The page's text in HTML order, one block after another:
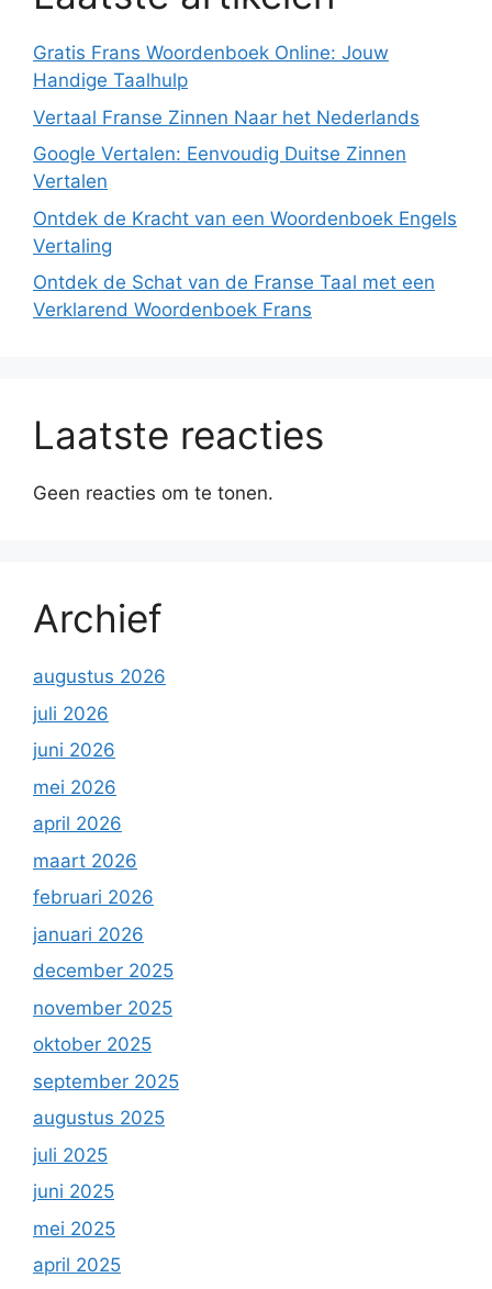
Gratis Frans Woordenboek Online: Jouw
Handige Taalhulp
Vertaal Franse Zinnen Naar het Nederlands
Google Vertalen: Eenvoudig Duitse Zinnen
Vertalen
Ontdek de Kracht van een Woordenboek Engels
Vertaling
Ontdek de Schat van de Franse Taal met een
Verklarend Woordenboek Frans
Laatste reacties
Geen reacties om te tonen.
Archief
augustus 2026
juli 2026
juni 2026
mei 2026
april 2026
maart 2026
februari 2026
januari 2026
december 2025
november 2025
oktober 2025
september 2025
augustus 2025
juli 2025
juni 2025
mei 2025
april 2025